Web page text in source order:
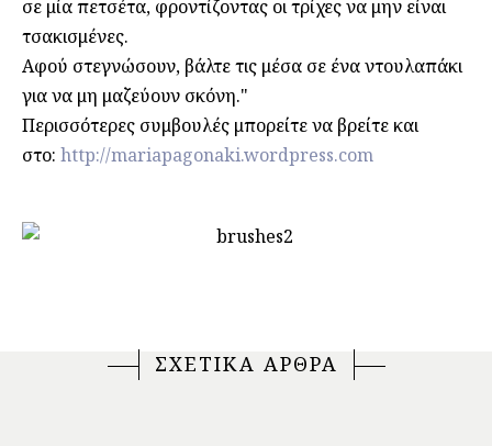
σε μία πετσέτα, φροντίζοντας οι τρίχες να μην είναι
τσακισμένες.
Αφού στεγνώσουν, βάλτε τις μέσα σε ένα ντουλαπάκι
για να μη μαζεύουν σκόνη."
Περισσότερες συμβουλές μπορείτε να βρείτε και
στο: http://mariapagonaki.wordpress.com
ΣΧΕΤΙΚΑ ΑΡΘΡΑ